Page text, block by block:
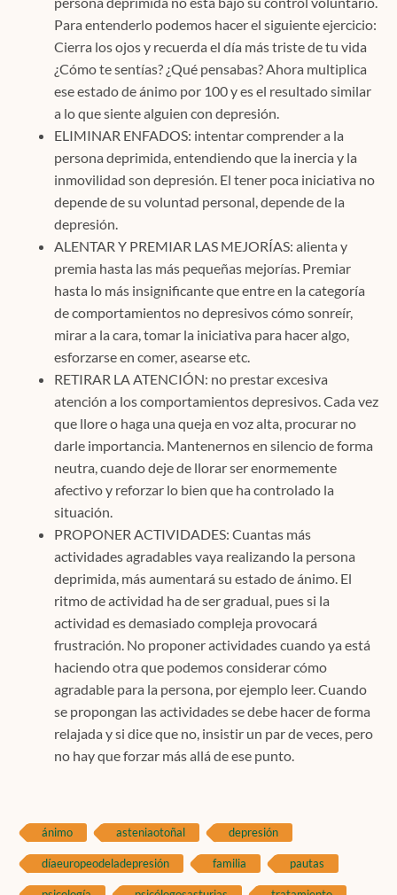
Para entenderlo podemos hacer el siguiente ejercicio:
Cierra los ojos y recuerda el día más triste de tu vida
¿Cómo te sentías? ¿Qué pensabas? Ahora multiplica
ese estado de ánimo por 100 y es el resultado similar
a lo que siente alguien con depresión.
ELIMINAR ENFADOS: intentar comprender a la
persona deprimida, entendiendo que la inercia y la
inmovilidad son depresión. El tener poca iniciativa no
depende de su voluntad personal, depende de la
depresión.
ALENTAR Y PREMIAR LAS MEJORÍAS: alienta y
premia hasta las más pequeñas mejorías. Premiar
hasta lo más insignificante que entre en la categoría
de comportamientos no depresivos cómo sonreír,
mirar a la cara, tomar la iniciativa para hacer algo,
esforzarse en comer, asearse etc.
RETIRAR LA ATENCIÓN: no prestar excesiva
atención a los comportamientos depresivos. Cada vez
que llore o haga una queja en voz alta, procurar no
darle importancia. Mantenernos en silencio de forma
neutra, cuando deje de llorar ser enormemente
afectivo y reforzar lo bien que ha controlado la
situación.
PROPONER ACTIVIDADES: Cuantas más
actividades agradables vaya realizando la persona
deprimida, más aumentará su estado de ánimo. El
ritmo de actividad ha de ser gradual, pues si la
actividad es demasiado compleja provocará
frustración. No proponer actividades cuando ya está
haciendo otra que podemos considerar cómo
agradable para la persona, por ejemplo leer. Cuando
se propongan las actividades se debe hacer de forma
relajada y si dice que no, insistir un par de veces, pero
no hay que forzar más allá de ese punto.
ánimo asteniaotoñal depresión
díaeuropeodeladepresión familia pautas